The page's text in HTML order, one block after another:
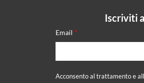
Iscriviti
Email *
Acconsento al trattamento e